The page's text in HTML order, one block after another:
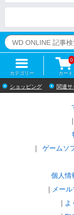
カテゴリー カート
0
ショッピング 関連サ
ゲームソ
個人情
メー
よ